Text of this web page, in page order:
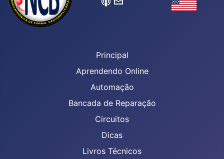
Principal
Aprendendo Online
Automação
Bancada de Reparação
Circuitos
Dicas
Livros Técnicos